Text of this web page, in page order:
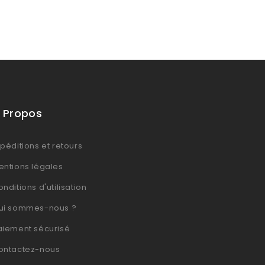
Propos
et retours
légales
d'utilisation
sommes-nous ?
sécurisé
nous